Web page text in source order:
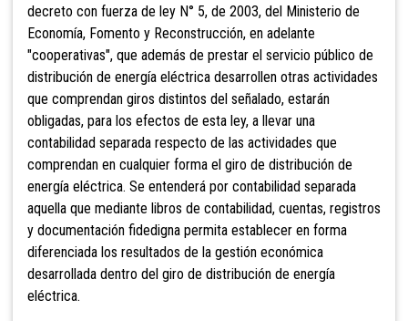
decreto con fuerza de ley N° 5, de 2003, del Ministerio de
Economía, Fomento y Reconstrucción, en adelante
"cooperativas", que además de prestar el servicio público de
distribución de energía eléctrica desarrollen otras actividades
que comprendan giros distintos del señalado, estarán
obligadas, para los efectos de esta ley, a llevar una
contabilidad separada respecto de las actividades que
comprendan en cualquier forma el giro de distribución de
energía eléctrica. Se entenderá por contabilidad separada
aquella que mediante libros de contabilidad, cuentas, registros
y documentación fidedigna permita establecer en forma
diferenciada los resultados de la gestión económica
desarrollada dentro del giro de distribución de energía
eléctrica.